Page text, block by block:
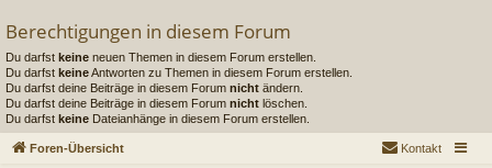
Berechtigungen in diesem Forum
Du darfst keine neuen Themen in diesem Forum erstellen.
Du darfst keineAntworten zu Themen in diesem Forum erstellen.
Du darfst deine Beiträge in diesem Forum nicht ändern.
Du darfst deine Beiträge in diesem Forum nicht löschen.
Du darfst keine Dateianhänge in diesem Forum erstellen.
Foren-Übersicht Kontakt